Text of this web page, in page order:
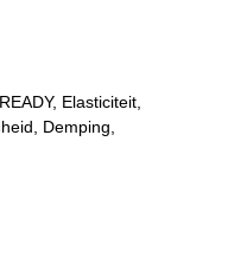
Elasticiteit,
Demping,